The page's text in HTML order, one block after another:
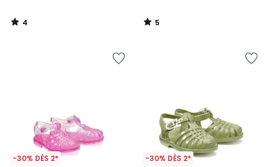
4
/
5
/
-30% DÈS 2* -30% DÈS 2*